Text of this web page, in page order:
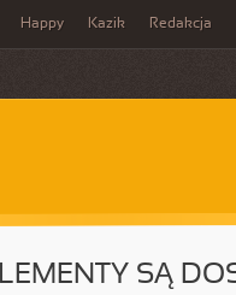
Happy Kazik Redakcja
SĄ